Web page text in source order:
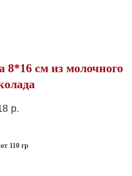
см из молочного
р.
110 гр